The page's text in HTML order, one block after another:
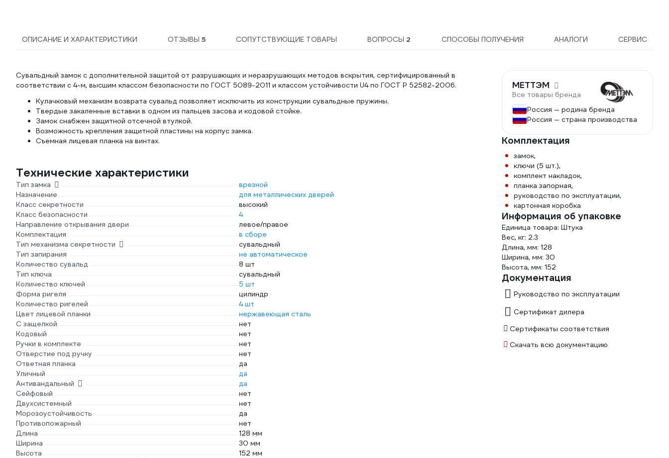
ОПИСАНИЕ И ХАРАКТЕРИСТИКИ ОТЗЫВЫ5 СОПУТСТВУЮЩИЕ ТОВАРЫ ВОПРОСЫ 2 СПОСОБЫ ПОЛУЧЕНИЯ АНАЛОГИ СЕРВИС
Сувальдный замок с дополнительной защитой от разрушающих и неразрушающих методов вскрытия, сертифицированный в
соответствии с 4-м, высшим классом безопасности по ГОСТ 5089-2011 и классом устойчивости U4 по ГОСТ Р 52582-2006.
Кулачковый механизм возврата сувальд позволяет исключить из конструкции сувальдные пружины.
Твердые закаленные вставки в одном из пальцев засова и кодовой стойке.
Замок снабжен защитной отсечной втулкой.
Возможность крепления защитной пластины на корпус замка.
Съемная лицевая планка на винтах.
Технические характеристики
Тип замка
врезной
Назначение
для металлических дверей
Класс секретности
высокий
Класс безопасности
4
Направление открывания двери
левое/правое
Комплектация
в сборе
Тип механизма секретности
сувальдный
Тип запирания
не автоматическое
Количество сувальд
8 шт
Тип ключа
сувальдный
Количество ключей
5 шт
Форма ригеля
цилиндр
Количество ригелей
4 шт
Цвет лицевой планки
нержавеющая сталь
С защелкой
нет
Кодовый
нет
Ручки в комплекте
нет
Отверстие под ручку
нет
Ответная планка
да
Уличный
да
Антивандальный
да
Сейфовый
нет
Двухсистемный
нет
Морозоустойчивость
да
Противопожарный
нет
Длина
128 мм
Ширина
30 мм
Высота
152 мм
МЕТТЭМ
Все товары бренда
Россия — родина бренда
Россия — страна производства
Комплектация
замок,
ключи (5 шт.),
комплект накладок,
планка запорная,
руководство по эксплуатации,
картонная коробка
Информация об упаковке
Единица товара: Штука
Вес, кг: 2.3
Длина, мм: 128
Ширина, мм: 30
Высота, мм: 152
Документация
Руководство по эксплуатации
Сертификат дилера
Сертификаты соответствия
Скачать всю документацию